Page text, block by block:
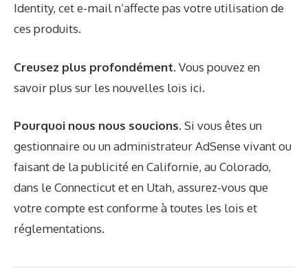
Identity, cet e-mail n’affecte pas votre utilisation de
ces produits.
Creusez plus profondément. Vous pouvez en
savoir plus sur les nouvelles lois ici.
Pourquoi nous nous soucions. Si vous êtes un
gestionnaire ou un administrateur AdSense vivant ou
faisant de la publicité en Californie, au Colorado,
dans le Connecticut et en Utah, assurez-vous que
votre compte est conforme à toutes les lois et
réglementations.